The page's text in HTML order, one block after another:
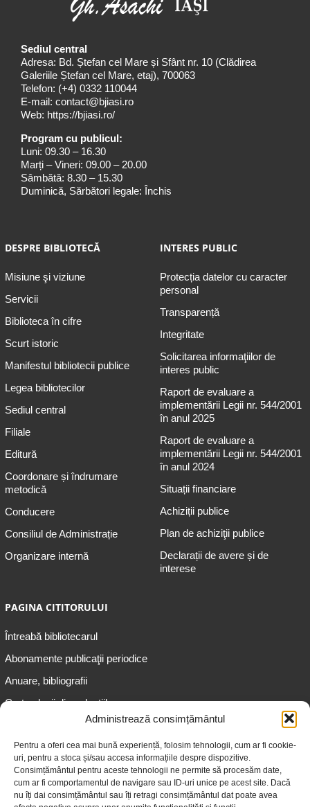
Administrează consimțământul
Pentru a oferi cea mai bună experiență, folosim tehnologii, cum ar fi cookie-
uri, pentru a stoca și/sau accesa informațiile despre dispozitive.
Consimțământul pentru aceste tehnologii ne permite să procesăm date,
cum ar fi comportamentul de navigare sau ID-uri unice pe acest site. Dacă
nu îți dai consimțământul sau îți retragi consimțământul dat poate avea
Sediul central
Adresa: Bd. Ștefan cel Mare și Sfânt nr. 10 (Clădirea
Galeriile Ștefan cel Mare, etaj), 700063
Telefon: (+4) 0332 110044
E-mail: contact@bjiasi.ro
Web: https://bjiasi.ro/
Program cu publicul:
Luni: 09.30 – 16.30
Marți – Vineri: 09.00 – 20.00
Sâmbătă: 8.30 – 15.30
Duminică, Sărbători legale: Închis
DESPRE BIBLIOTECĂ
Misiune şi viziune
Servicii
Biblioteca în cifre
Scurt istoric
Manifestul bibliotecii publice
Legea bibliotecilor
Sediul central
Filiale
Editură
Coordonare și îndrumare
metodică
Conducere
Consiliul de Administrație
Organizare internă
INTERES PUBLIC
Protecția datelor cu caracter
personal
Transparență
Integritate
Solicitarea informaţiilor de
interes public
Raport de evaluare a
implementării Legii nr. 544/2001
în anul 2025
Raport de evaluare a
implementării Legii nr. 544/2001
în anul 2024
Situații financiare
Achiziții publice
Plan de achiziţii publice
Declarații de avere și de
interese
PAGINA CITITORULUI
Întreabă bibliotecarul
Abonamente publicaţii periodice
Anuare, bibliografii
Cartea lunii din colecțiile
Informații pentru adolescenți
Informații pentru adulți